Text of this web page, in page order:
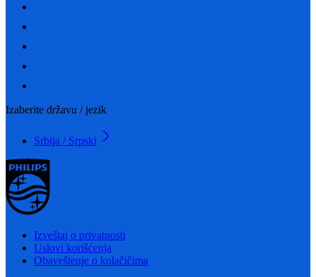
Izaberite državu / jezik
Srbija / Srpski
Izveštaj o privatnosti
Uslovi korišćenja
Obaveštenje o kolačičima